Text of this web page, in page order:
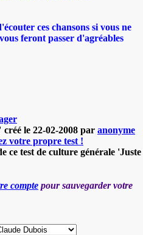
ces chansons si vous ne
feront passer d'agréables
le 22-02-2008 par anonyme
votre propre test !
ce test de culture générale 'Juste
compte pour sauvegarder votre